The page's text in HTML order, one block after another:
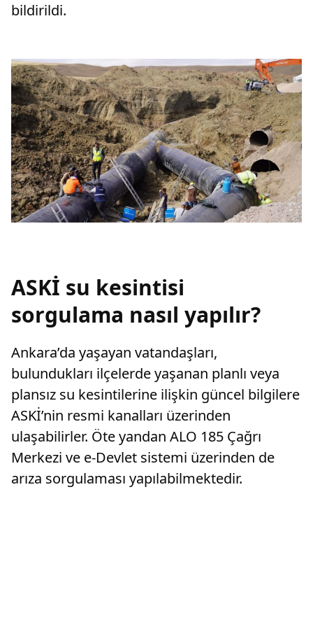
bildirildi.
ASKİ su kesintisi
sorgulama nasıl yapılır?
Ankara’da yaşayan vatandaşları,
bulundukları ilçelerde yaşanan planlı veya
plansız su kesintilerine ilişkin güncel bilgilere
ASKİ’nin resmi kanalları üzerinden
ulaşabilirler. Öte yandan ALO 185 Çağrı
Merkezi ve e-Devlet sistemi üzerinden de
arıza sorgulaması yapılabilmektedir.